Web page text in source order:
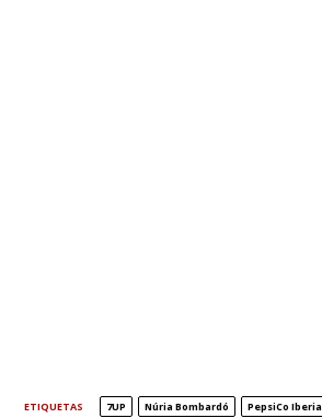
ETIQUETAS 7UP Núria Bombardó PepsiCo Iberia